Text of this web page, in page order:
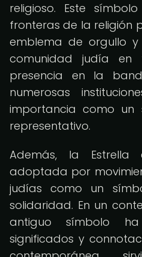
religioso. Este
fronteras de la religión
emblema de orgullo
comunidad judía en
presencia en la
numerosas
importancia como un
representativo.
Además, la
adoptada por
judías como un
solidaridad. En un
antiguo símbolo
significados y